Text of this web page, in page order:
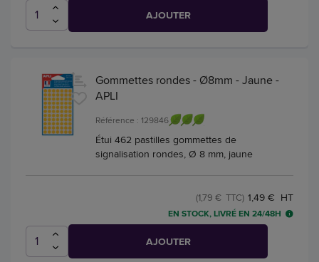
AJOUTER
Gommettes rondes - Ø8mm - Jaune -
APLI
Référence : 129846
Étui 462 pastilles gommettes de
signalisation rondes, Ø 8 mm, jaune
1,49 € HT
(1,79 € TTC)
EN STOCK, LIVRÉ EN 24/48H
AJOUTER